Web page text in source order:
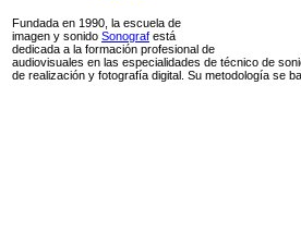
Fundada en 1990, la escuela de
imagen y sonido Sonograf está
dedicada a la formación profesional de
audiovisuales en las especialidades de técnico de
de realización y fotografía digital. Su metodología se